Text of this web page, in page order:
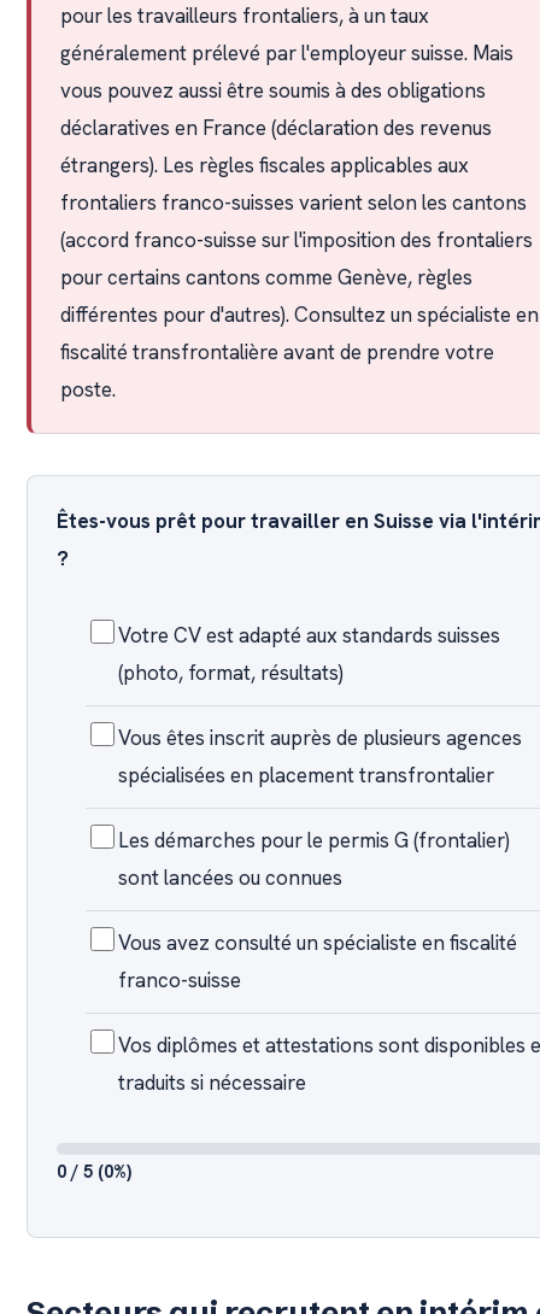
pour les travailleurs frontaliers, à un taux
généralement prélevé par l'employeur suisse. Mais
vous pouvez aussi être soumis à des obligations
déclaratives en France (déclaration des revenus
étrangers). Les règles fiscales applicables aux
frontaliers franco-suisses varient selon les cantons
(accord franco-suisse sur l'imposition des frontaliers
pour certains cantons comme Genève, règles
différentes pour d'autres). Consultez un spécialiste en
fiscalité transfrontalière avant de prendre votre
poste.
Êtes-vous prêt pour travailler en Suisse via
?
Votre CV est adapté aux standards suisses
(photo, format, résultats)
Vous êtes inscrit auprès de plusieurs agences
spécialisées en placement transfrontalier
Les démarches pour le permis G (frontalier)
sont lancées ou connues
Vous avez consulté un spécialiste en fiscalité
franco-suisse
Vos diplômes et attestations sont disponibles
traduits si nécessaire
0 / 5 (0%)